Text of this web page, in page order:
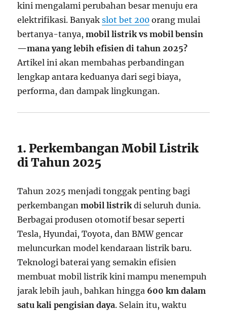
kini mengalami perubahan besar menuju era
elektrifikasi. Banyakslot bet 200 orang mulai
bertanya-tanya,mobil listrik vs mobil bensin
—mana yang lebih efisien di tahun 2025?
Artikel ini akan membahas perbandingan
lengkap antara keduanya dari segi biaya,
performa, dan dampak lingkungan.
1. Perkembangan Mobil Listrik
di Tahun 2025
Tahun 2025 menjadi tonggak penting bagi
perkembanganmobil listrikdi seluruh dunia.
Berbagai produsen otomotif besar seperti
Tesla, Hyundai, Toyota, dan BMW gencar
meluncurkan model kendaraan listrik baru.
Teknologi baterai yang semakin efisien
membuat mobil listrik kini mampu menempuh
jarak lebih jauh, bahkan hingga 600 km dalam
satu kali pengisian daya. Selain itu, waktu